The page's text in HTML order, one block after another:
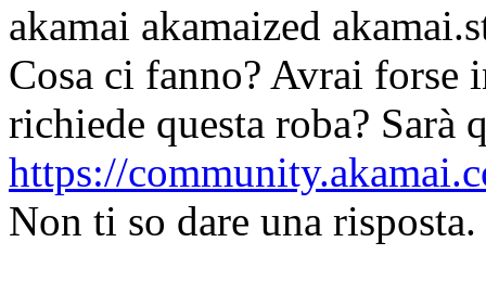
akamai akamaized
Cosa ci fanno? Avrai forse
richiede questa roba?
https://
Non ti so dare una risposta.